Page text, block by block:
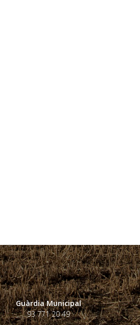
Guàrdia Municipal
93 771 20 49